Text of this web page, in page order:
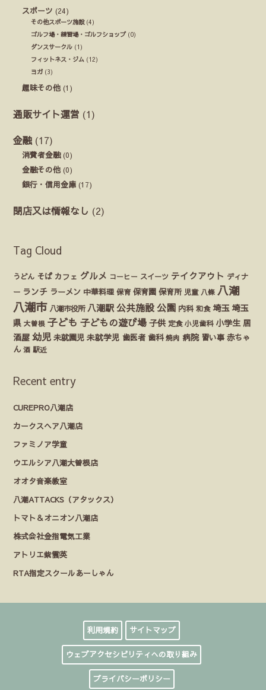
スポーツ (24)
その他スポーツ施設(4)
ゴルフ場・練習場・ゴルフショップ(0)
ダンスサークル (1)
フィットネス・ジム (12)
ヨガ (3)
趣味その他 (1)
通販サイト運営 (1)
金融 (17)
消費者金融(0)
金融その他 (0)
銀行・信用金庫 (17)
閉店又は情報なし (2)
Tag Cloud
うどん そば カフェ グルメ コーヒー スイーツ テイクアウト ディナ
ー ランチ ラーメン 中華料理 保育 保育園 保育所 児童 八條 八潮
八潮市 八潮市役所 八潮駅 公共施設 公園 内科 和食 埼玉 埼玉
県 大曽根 子ども 子どもの遊び場 子供 定食 小児歯科 小学生 居
酒屋 幼児 未就園児 未就学児 歯医者 歯科 焼肉 病院 習い事 赤ちゃ
ん 酒 駅近
Recent entry
CUREPRO八潮店
カークスヘア八潮店
ファミノア学童
ウエルシア八潮大曽根店
オオタ音楽教室
八潮ATTACKS（アタックス）
トマト＆オニオン八潮店
株式会社金指電気工業
アトリエ紫雲英
RTA指定スクールあーしゃん
利用規約 サイトマップ
ウェブアクセシビリティへの取り組み
プライバシーポリシー